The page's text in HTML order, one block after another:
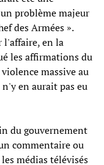
problème majeur
des Armées ».
l'affaire, en la
les affirmations du
massive au
en aurait pas eu
du gouvernement
commentaire ou
les médias télévisés